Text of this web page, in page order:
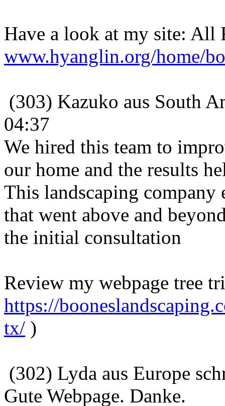
Have a look at my site: All
www.hyanglin.org/home/
(303) Kazuko aus South
04:37
We hired this team to
our home and the results
This landscaping
that went above and
the initial consultation
Review my webpage tree
https://
tx/ )
(302) Lyda aus Europe
Gute Webpage. Danke.